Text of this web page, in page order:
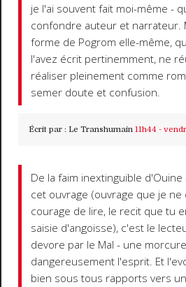
je l'ai souvent fait moi-même -
confondre auteur et narrateur.
forme de Pogrom elle-même,
l'avez écrit pertinemment, ne
réaliser pleinement comme
semer doute et confusion.
Écrit par : Le Transhumain 11h44-
De la faim inextinguible
cet ouvrage (ouvrage que je ne
courage de lire, le recit que tu
saisie d'angoisse), c'est le
devore par le Mal - une
dangereusement l'esprit. Et
bien sous tous rapports vers